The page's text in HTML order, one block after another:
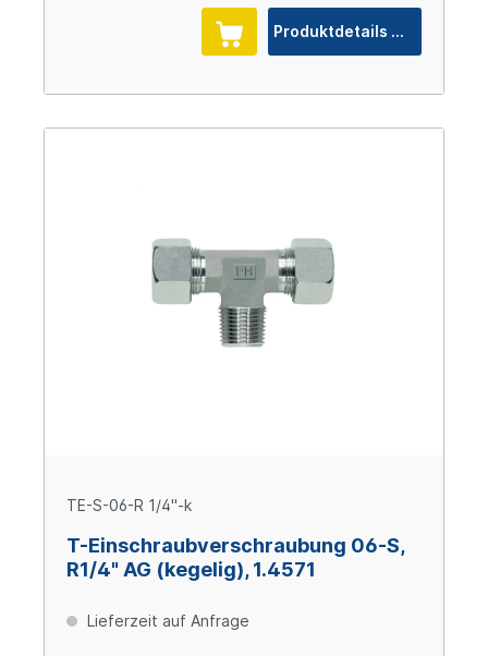
Produktdetails
TE-S-06-R 1/4"-k
T-Einschraubverschraubung 06-S,
R1/4" AG (kegelig), 1.4571
Lieferzeit auf Anfrage